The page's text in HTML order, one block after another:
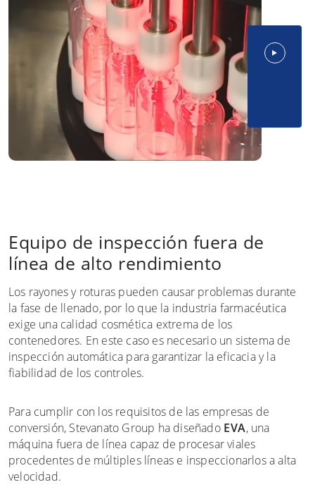
Equipo de inspección fuera de
línea de alto rendimiento
Los rayones y roturas pueden causar problemas durante
la fase de llenado, por lo que la industria farmacéutica
exige una calidad cosmética extrema de los
contenedores. En este caso es necesario un sistema de
inspección automática para garantizar la eficacia y la
fiabilidad de los controles.
Para cumplir con los requisitos de las empresas de
conversión, Stevanato Group ha diseñado EVA, una
máquina fuera de línea capaz de procesar viales
procedentes de múltiples líneas e inspeccionarlos a alta
velocidad.